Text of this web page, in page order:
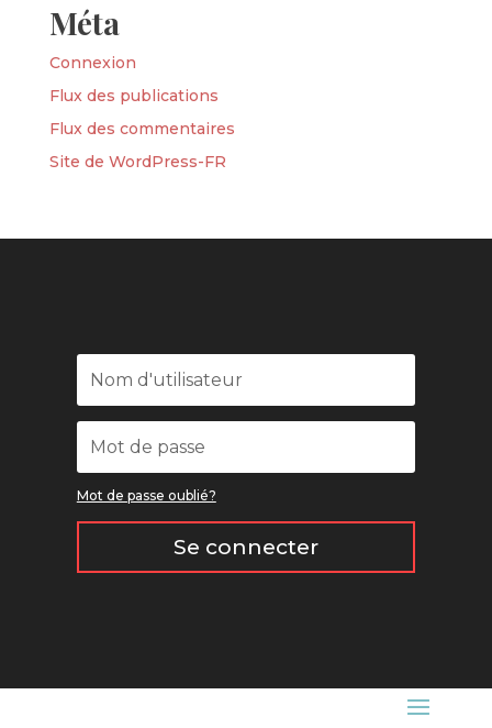
Méta
Connexion
Flux des publications
Flux des commentaires
Site de WordPress-FR
Mot de passe oublié?
Se connecter